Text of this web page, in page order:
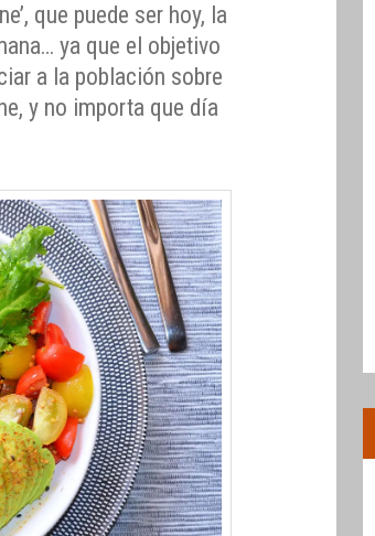
que puede ser hoy, la
ya que el objetivo
a la población sobre
y no importa que día